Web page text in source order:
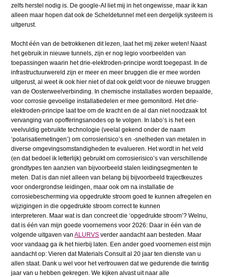
zelfs herstel nodig is. De google-AI liet mij in het ongewisse, maar ik kan
alleen maar hopen dat ook de Scheldetunnel met een dergelijk systeem is
uitgerust.
Mocht één van de betrokkenen dit lezen, laat het mij zeker weten! Naast
het gebruik in nieuwe tunnels, zijn er nog legio voorbeelden van
toepassingen waarin het drie-elektroden-principe wordt toegepast. In de
infrastructuurwereld zijn er meer en meer bruggen die er mee worden
uitgerust, al weet ik ook hier niet of dat ook geldt voor de nieuwe bruggen
van de Oosterweelverbinding. In chemische installaties worden bepaalde,
voor corrosie gevoelige installatiedelen er mee gemonitord. Het drie-
elektroden-principe laat toe om de kracht en de al dan niet noodzaak tot
vervanging van opofferingsanodes op te volgen. In labo’s is het een
veelvuldig gebruikte technologie (veelal gekend onder de naam
‘polarisatiemetingen’) om corrosierisico’s en -snelheden van metalen in
diverse omgevingsomstandigheden te evalueren. Het wordt in het veld
(en dat bedoel ik letterlijk) gebruikt om corrosierisico’s van verschillende
grondtypes ten aanzien van bijvoorbeeld stalen leidingsegmenten te
meten. Dat is dan niet alleen van belang bij bijvoorbeeld trajectkeuzes
voor ondergrondse leidingen, maar ook om na installatie de
corrosiebescherming via opgedrukte stroom goed te kunnen afregelen en
wijzigingen in die opgedrukte stroom correct te kunnen
interpreteren. Maar wat is dan concreet die ‘opgedrukte stroom’? Welnu,
dat is één van mijn goede voornemens voor 2026: Daar in één van de
volgende uitgaven vanALURVS verder aandacht aan besteden. Maar
voor vandaag ga ik het hierbij laten. Een ander goed voornemen eist mijn
aandacht op: Vieren dat Materials Consult al 20 jaar ten dienste van u
allen staat. Dank u wel voor het vertrouwen dat we gedurende die twintig
jaar van u hebben gekregen. We kijken alvast uit naar alle